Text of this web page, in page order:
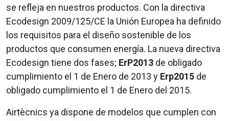
se refleja en nuestros productos. Con la directiva
Ecodesign 2009/125/CE la Unión Europea ha definido
los requisitos para el diseño sostenible de los
productos que consumen energía. La nueva directiva
Ecodesign tiene dos fases; ErP2013 de obligado
cumplimiento el 1 de Enero de 2013 y Erp2015 de
obligado cumplimiento el 1 de Enero del 2015.
Airtècnics ya dispone de modelos que cumplen con